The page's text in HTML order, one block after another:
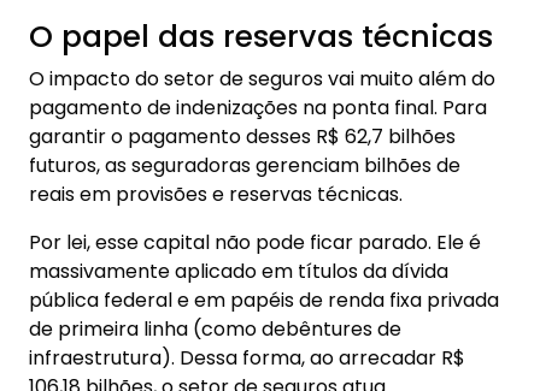
O papel das reservas técnicas
O impacto do setor de seguros vai muito além do
pagamento de indenizações na ponta final. Para
garantir o pagamento desses R$ 62,7 bilhões
futuros, as seguradoras gerenciam bilhões de
reais em provisões e reservas técnicas.
Por lei, esse capital não pode ficar parado. Ele é
massivamente aplicado em títulos da dívida
pública federal e em papéis de renda fixa privada
de primeira linha (como debêntures de
infraestrutura). Dessa forma, ao arrecadar R$